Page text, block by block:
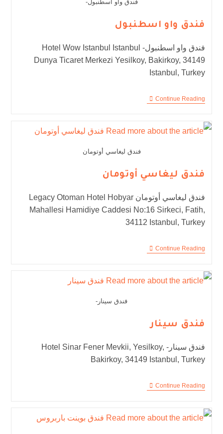
فندق واو اسطنبول-
فندق واو اسطنبول
فندق واو اسطنبول- Hotel Wow Istanbul Istanbul
Dunya Ticaret Merkezi Yesilkoy, Bakirkoy, 34149
Istanbul, Turkey
Continue Reading
فندق ليغاسي أوتومان
فندق ليغاسي أوتومان
فندق ليغاسي أوتومان Legacy Otoman Hotel Hobyar
Mahallesi Hamidiye Caddesi No:16 Sirkeci, Fatih,
34112 Istanbul, Turkey
Continue Reading
فندق سينار-
فندق سينار
فندق سينار- Hotel Sinar Fener Mevkii, Yesilkoy,
Bakirkoy, 34149 Istanbul, Turkey
Continue Reading